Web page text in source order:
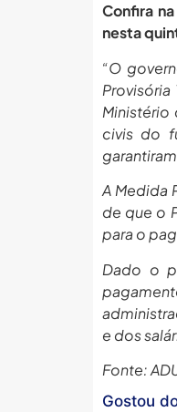
Confira
nesta
“O
Ministério
civis do
A Medida
de que o
para o
Dado o
e dos
Fonte:
Gostou